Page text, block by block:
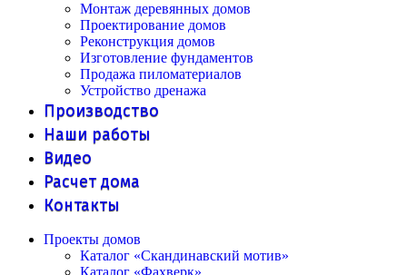
Монтаж деревянных домов
Проектирование домов
Реконструкция домов
Изготовление фундаментов
Продажа пиломатериалов
Устройство дренажа
Производство
Наши работы
Видео
Расчет дома
Контакты
Проекты домов
Каталог «Скандинавский мотив»
Каталог «Фахверк»